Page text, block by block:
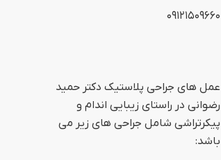
۰۹۱۲۱۵۰۹۶۶۰
عمل های جراحی پلاستیک دکتر حمید
رضوانی در راستای زیبایی اندام و
پیکرتراشی شامل جراحی های زیر می
باشد: